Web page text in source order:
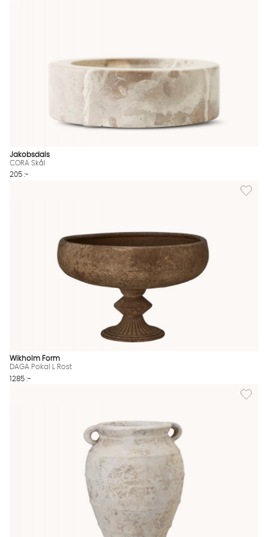
Jakobsdals
CORA Skål
205 :-
Lägg
Wikholm Form
DAGA Pokal L Rost
1285 :-
Lägg